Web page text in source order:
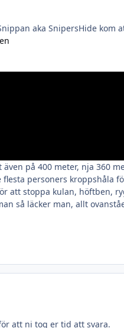
aka SnipersHide kom
på 400 meter, nja 360
personers
att stoppa kulan, höftben,
så läcker man, allt
att ni tog er tid att svara.